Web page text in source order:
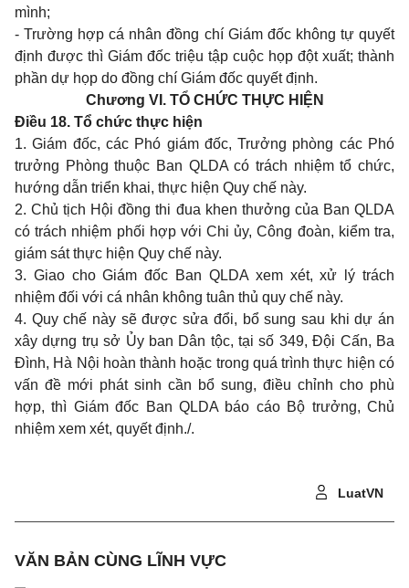
mình;
- Trường hợp cá nhân đồng chí Giám đốc không tự quyết
định được thì Giám đốc triệu tập cuộc họp đột xuất; thành
phần dự họp do đồng chí Giám đốc quyết định.
Chương VI. TỔ CHỨC THỰC HIỆN
Điều 18. Tổ chức thực hiện
1. Giám đốc, các Phó giám đốc, Trưởng phòng các Phó
trưởng Phòng thuộc Ban QLDA có trách nhiệm tổ chức,
hướng dẫn triển khai, thực hiện Quy chế này.
2. Chủ tịch Hội đồng thi đua khen thưởng của Ban QLDA
có trách nhiệm phối hợp với Chi ủy, Công đoàn, kiểm tra,
giám sát thực hiện Quy chế này.
3. Giao cho Giám đốc Ban QLDA xem xét, xử lý trách
nhiệm đối với cá nhân không tuân thủ quy chế này.
4. Quy chế này sẽ được sửa đổi, bổ sung sau khi dự án
xây dựng trụ sở Ủy ban Dân tộc, tại số 349, Đội Cấn, Ba
Đình, Hà Nội hoàn thành hoặc trong quá trình thực hiện có
vấn đề mới phát sinh cần bổ sung, điều chỉnh cho phù
hợp, thì Giám đốc Ban QLDA báo cáo Bộ trưởng, Chủ
nhiệm xem xét, quyết định./.
LuatVN
VĂN BẢN CÙNG LĨNH VỰC